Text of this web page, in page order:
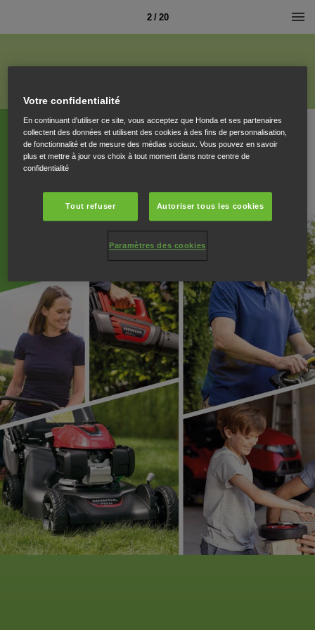
2 / 20
Votre confidentialité
En continuant d'utiliser ce site, vous acceptez que Honda et ses partenaires
collectent des données et utilisent des cookies à des fins de personnalisation,
de fonctionnalité et de mesure des médias sociaux. Vous pouvez en savoir
plus et mettre à jour vos choix à tout moment dans notre centre de
confidentialité
Tout refuser Autoriser tous les cookies
Paramètres des cookies